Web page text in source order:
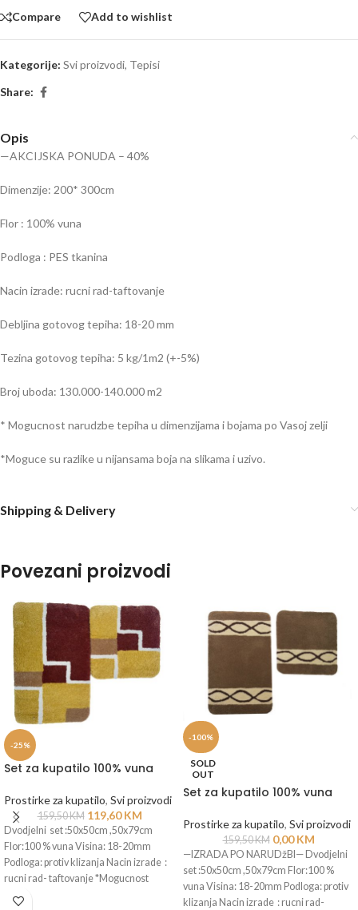
Compare Add to wishlist
Kategorije: Svi proizvodi, Tepisi
Share:
Opis
—AKCIJSKA PONUDA – 40%
Dimenzije: 200* 300cm
Flor : 100% vuna
Podloga : PES tkanina
Nacin izrade: rucni rad-taftovanje
Debljina gotovog tepiha: 18-20 mm
Tezina gotovog tepiha: 5 kg/1m2 (+-5%)
Broj uboda: 130.000-140.000 m2
* Mogucnost narudzbe tepiha u dimenzijama i bojama po Vasoj zelji
*Moguce su razlike u nijansama boja na slikama i uzivo.
Shipping & Delivery
Povezani proizvodi
-25%
Set za kupatilo 100% vuna
Prostirke za kupatilo, Svi proizvodi
159,50KM 119,60KM
Dvodjelni set :50x50cm ,50x79cm
Flor:100 % vuna Visina: 18-20mm
Podloga: protiv klizanja Nacin izrade :
rucni rad- taftovanje *Mogucnost
izrade
-100%
SOLD
OUT
Set za kupatilo 100% vuna
Prostirke za kupatilo, Svi proizvodi
159,50KM 0,00KM
—IZRADA PO NARUDžBI— Dvodjelni
set :50x50cm ,50x79cm Flor:100 %
vuna Visina: 18-20mm Podloga: protiv
klizanja Nacin izrade : rucni rad-